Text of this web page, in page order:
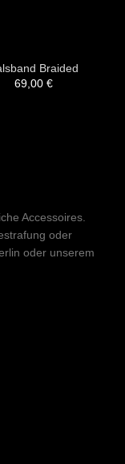
Braided
69,00 €
Accessoires.
oder
oder unserem